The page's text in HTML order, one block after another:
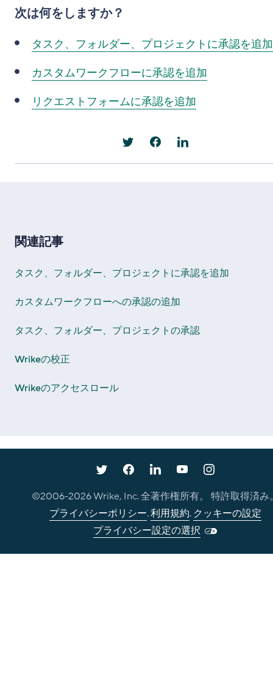
次は何をしますか？
タスク、フォルダー、プロジェクトに承認を追加
カスタムワークフローに承認を追加
リクエストフォームに承認を追加
関連記事
タスク、フォルダー、プロジェクトに承認を追加
カスタムワークフローへの承認の追加
タスク、フォルダー、プロジェクトの承認
Wrikeの校正
Wrikeのアクセスロール
©2006-2026Wrike, Inc. 全著作権所有。 特許取得済み
プライバシーポリシー.利用規約. クッキーの設定
プライバシー設定の選択